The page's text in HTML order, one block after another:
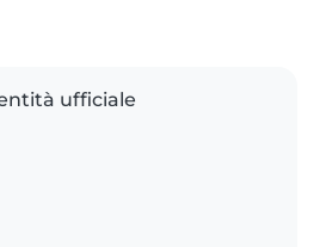
ufficiale